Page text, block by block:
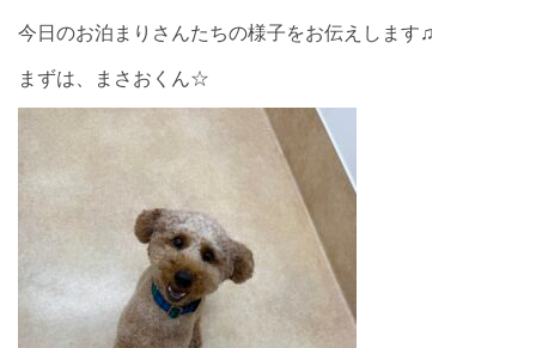
今日のお泊まりさんたちの様子をお伝えします♫
まずは、まさおくん☆